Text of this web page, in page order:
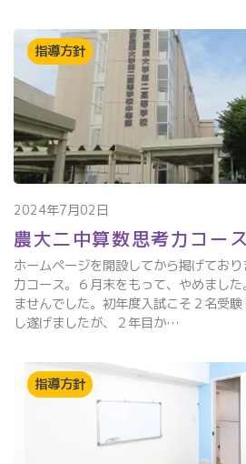
指導方針
2024年7月02日
農大二中算数思考力コー
ホームページを開設してから掲げてお
力コース。６月末をもって、やめまし
ませんでした。初年度入試こそ２名受
し遂げましたが、２年目か…
指導方針